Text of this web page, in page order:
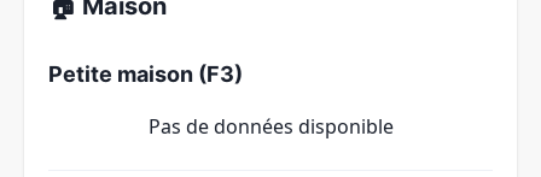
Petite maison (F3)
Pas de données disponible